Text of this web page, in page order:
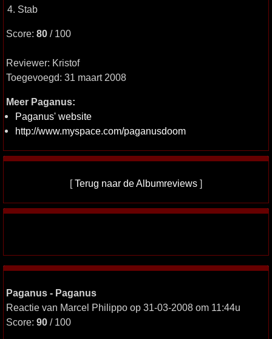
4. Stab
Score: 80 / 100
Reviewer: Kristof
Toegevoegd: 31 maart 2008
Meer Paganus:
Paganus' website
http://www.myspace.com/paganusdoom
[Terug naar de Albumreviews ]
Paganus - Paganus
Reactie van Marcel Philippo op 31-03-2008 om 11:44u
Score: 90 / 100